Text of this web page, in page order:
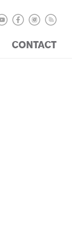
CONTACT